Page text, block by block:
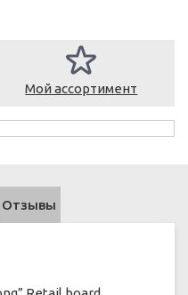
Мой ассортимент
Отзывы